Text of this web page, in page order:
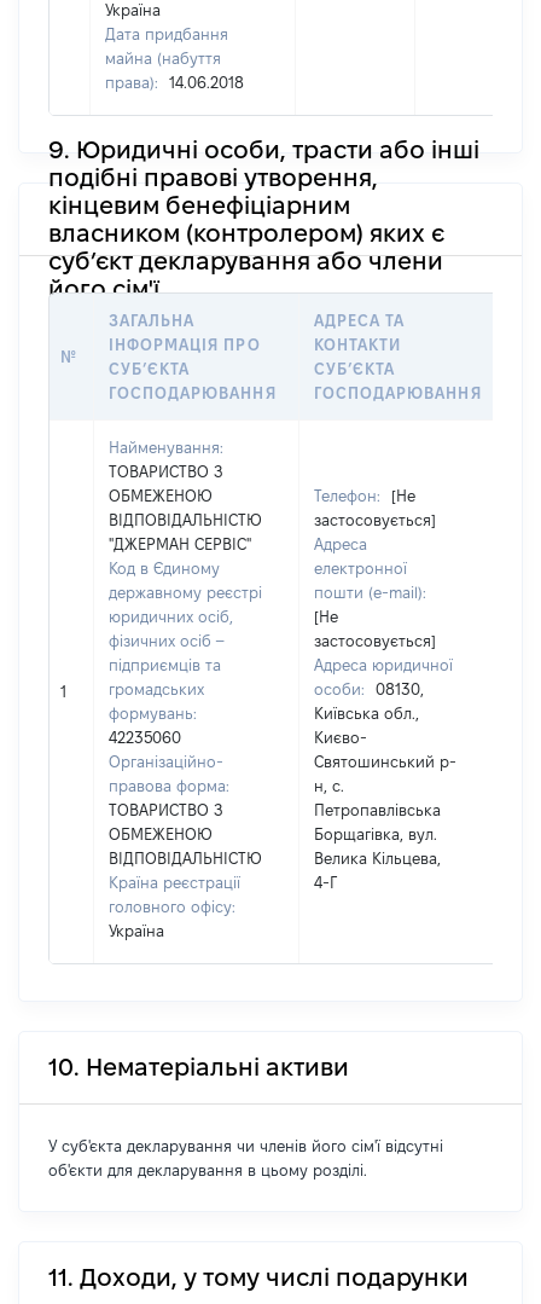
Україна
Дата придбання
майна (набуття
права):
14.06.2018
9. Юридичні особи, трасти або інші
подібні правові утворення,
кінцевим бенефіціарним
власником (контролером) яких є
суб’єкт декларування або члени
його сім'ї
№
ЗАГАЛЬНА
ІНФОРМАЦІЯ ПРО
СУБʼЄКТА
ГОСПОДАРЮВАННЯ
АДРЕСА ТА
КОНТАКТИ
СУБʼЄКТА
ГОСПОДАРЮВАННЯ
1
Найменування:
ТОВАРИСТВО З
ОБМЕЖЕНОЮ
ВІДПОВІДАЛЬНІСТЮ
"ДЖЕРМАН СЕРВІС"
Код в Єдиному
державному реєстрі
юридичних осіб,
фізичних осіб –
підприємців та
громадських
формувань:
42235060
Організаційно-
правова форма:
ТОВАРИСТВО З
ОБМЕЖЕНОЮ
ВІДПОВІДАЛЬНІСТЮ
Країна реєстрації
головного офісу:
Україна
Телефон:
[Не
застосовується]
Адреса
електронної
пошти (e-mail):
[Не
застосовується]
Адреса юридичної
особи:
08130,
Київська обл.,
Києво-
Святошинський р-
н, с.
Петропавлівська
Борщагівка, вул.
Велика Кільцева,
4-Г
10. Нематеріальні активи
У суб'єкта декларування чи членів його сім'ї відсутні
об'єкти для декларування в цьому розділі.
11. Доходи, у тому числі подарунки